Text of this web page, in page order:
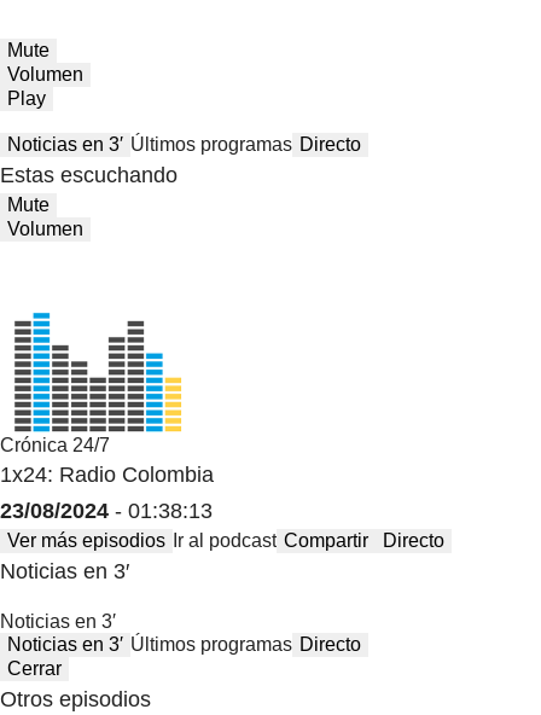
Mute
Volumen
Play
Noticias en 3′ Últimos programas Directo
Estas escuchando
Mute
Volumen
Crónica 24/7
1x24: Radio Colombia
23/08/2024 - 01:38:13
Ver más episodios Ir al podcast Compartir Directo
Noticias en 3′
Noticias en 3′
Noticias en 3′ Últimos programas Directo
Cerrar
Otros episodios